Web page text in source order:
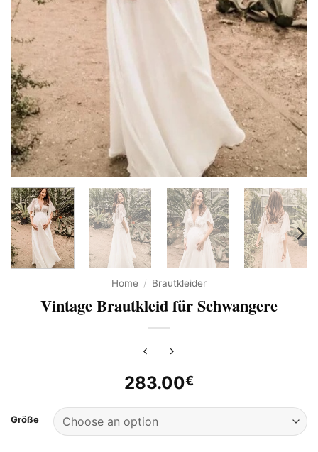
Home / Brautkleider
Vintage Brautkleid für Schwangere
283.00€
Größe